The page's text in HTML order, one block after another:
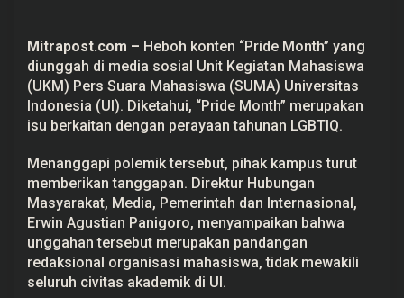
e
r
s
U
I
P
a
k
K
a
m
p
u
s
B
u
Mitrapost.com – Heboh konten “Pride Month” yang
diunggah di media sosial Unit Kegiatan Mahasiswa
(UKM) Pers Suara Mahasiswa (SUMA) Universitas
Indonesia (UI). Diketahui, “Pride Month” merupakan
isu berkaitan dengan perayaan tahunan LGBTIQ.
Menanggapi polemik tersebut, pihak kampus turut
memberikan tanggapan. Direktur Hubungan
Masyarakat, Media, Pemerintah dan Internasional,
Erwin Agustian Panigoro, menyampaikan bahwa
unggahan tersebut merupakan pandangan
redaksional organisasi mahasiswa, tidak mewakili
seluruh civitas akademik di UI.